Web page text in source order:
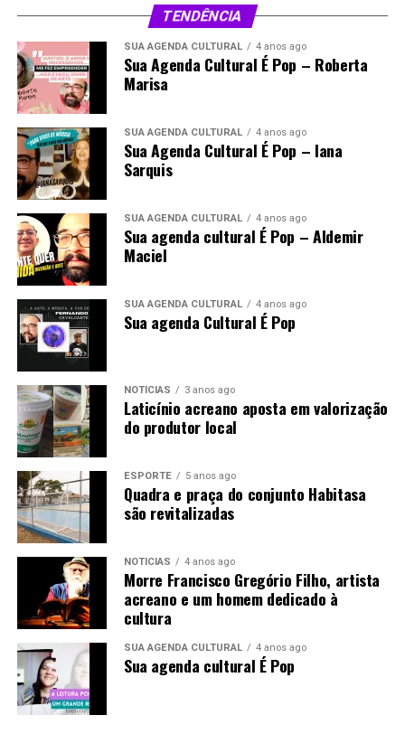
TENDÊNCIA
SUA AGENDA CULTURAL 4 anos ago
Sua Agenda Cultural É Pop – Roberta
Marisa
SUA AGENDA CULTURAL 4 anos ago
Sua Agenda Cultural É Pop – Iana
Sarquis
SUA AGENDA CULTURAL 4 anos ago
Sua agenda cultural É Pop – Aldemir
Maciel
SUA AGENDA CULTURAL 4 anos ago
Sua agenda Cultural É Pop
NOTÍCIAS 3 anos ago
Laticínio acreano aposta em valorização
do produtor local
ESPORTE 5 anos ago
Quadra e praça do conjunto Habitasa
são revitalizadas
NOTÍCIAS 4 anos ago
Morre Francisco Gregório Filho, artista
acreano e um homem dedicado à
cultura
SUA AGENDA CULTURAL 4 anos ago
Sua agenda cultural É Pop